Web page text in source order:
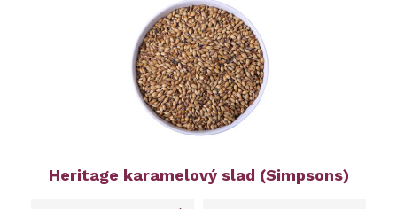
Heritage karamelový slad (Simpsons)